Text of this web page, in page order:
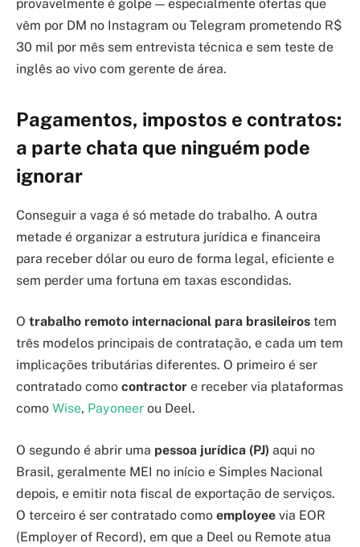
provavelmente é golpe — especialmente ofertas que
vêm por DM no Instagram ou Telegram prometendo R$
30 mil por mês sem entrevista técnica e sem teste de
inglês ao vivo com gerente de área.
Pagamentos, impostos e contratos:
a parte chata que ninguém pode
ignorar
Conseguir a vaga é só metade do trabalho. A outra
metade é organizar a estrutura jurídica e financeira
para receber dólar ou euro de forma legal, eficiente e
sem perder uma fortuna em taxas escondidas.
O trabalho remoto internacional para brasileiros tem
três modelos principais de contratação, e cada um tem
implicações tributárias diferentes. O primeiro é ser
contratado como contractor e receber via plataformas
como Wise, Payoneer ou Deel.
O segundo é abrir uma pessoa jurídica (PJ) aqui no
Brasil, geralmente MEI no início e Simples Nacional
depois, e emitir nota fiscal de exportação de serviços.
O terceiro é ser contratado como employee via EOR
(Employer of Record), em que a Deel ou Remote atua